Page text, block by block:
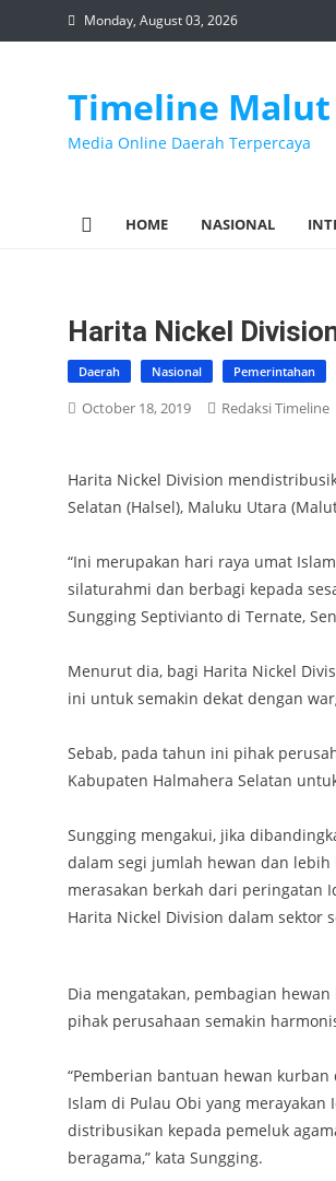
to
Monday, August 03, 2026
Timeline Malut
Media Online Daerah Terpercaya
HOME NASIONAL
Harita Nickel
Daerah Nasional Pemerintahan
October 18, 2019 Redaksi Timeline
Harita Nickel Division
Selatan (Halsel), Maluku Utara
“Ini merupakan hari raya umat
silaturahmi dan berbagi kepada
Sungging Septivianto di Ternate,
Menurut dia, bagi Harita Nickel
ini untuk semakin dekat dengan
Sebab, pada tahun ini pihak
Kabupaten Halmahera Selatan
Sungging mengakui, jika
dalam segi jumlah hewan dan
merasakan berkah dari peringatan
Harita Nickel Division dalam sektor
Dia mengatakan, pembagian
pihak perusahaan semakin
“Pemberian bantuan hewan
Islam di Pulau Obi yang
distribusikan kepada pemeluk
beragama,” kata Sungging.